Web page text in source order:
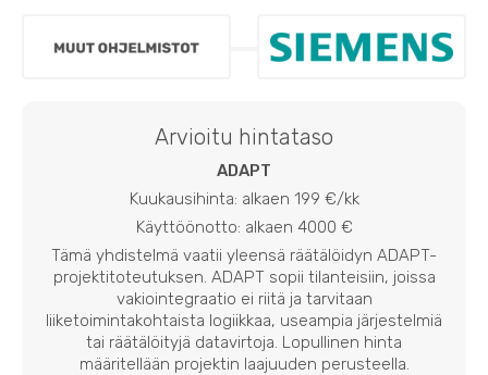
Arvioitu hintataso
ADAPT
Kuukausihinta: alkaen 199 €/kk
Käyttöönotto: alkaen 4000 €
Tämä yhdistelmä vaatii yleensä räätälöidyn ADAPT-
projektitoteutuksen. ADAPT sopii tilanteisiin, joissa
vakiointegraatio ei riitä ja tarvitaan
liiketoimintakohtaista logiikkaa, useampia järjestelmiä
tai räätälöityjä datavirtoja. Lopullinen hinta
määritellään projektin laajuuden perusteella.